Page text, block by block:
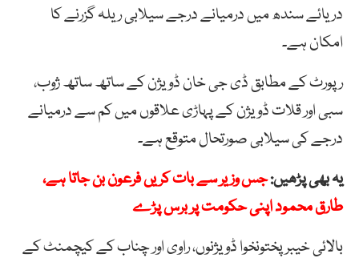
دریائے سندھ میں درمیانے درجے سیلابی ریلہ گزرنے کا
امکان ہے۔
رپورٹ کے مطابق ڈی جی خان ڈویژن کے ساتھ ساتھ ژوب،
سبی اور قلات ڈویژن کے پہاڑی علاقوں میں کم سے درمیانے
درجے کی سیلابی صورتحال متوقع ہے۔
یہ بھی پڑھیں:جس وزیر سے بات کریں فرعون بن جاتا ہے،
طارق محمود اپنی حکومت پر برس پڑے
بالائی خیبرپختونخوا ڈویژنوں، راوی اور چناب کے کیچمنٹ کے